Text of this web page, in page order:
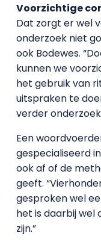
Voorzichtige
Dat zorgt er wel
onderzoek niet
ook Bodewes.
kunnen we
het gebruik van
uitspraken te
verder onderzoek
Een
gespecialiseerd
ook af of de
geeft.
gesproken wel
het is daarbij wel
zijn.”